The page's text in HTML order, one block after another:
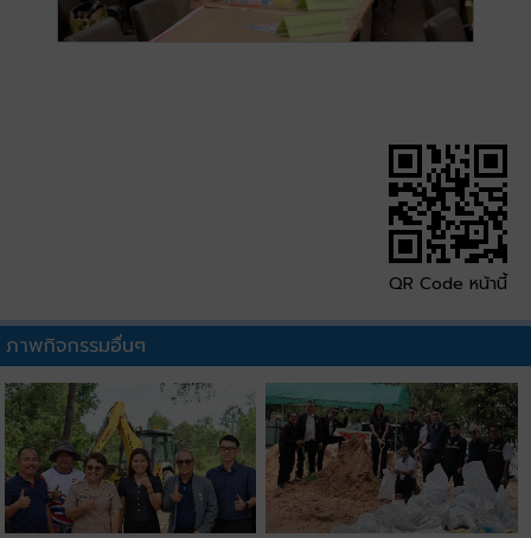
QR Code หน้านี้
ภาพกิจกรรมอื่นๆ